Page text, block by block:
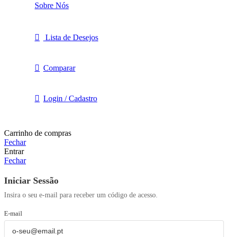
Sobre Nós
Lista de Desejos
Comparar
Login / Cadastro
Carrinho de compras
Fechar
Entrar
Fechar
Iniciar Sessão
Insira o seu e-mail para receber um código de acesso.
E-mail